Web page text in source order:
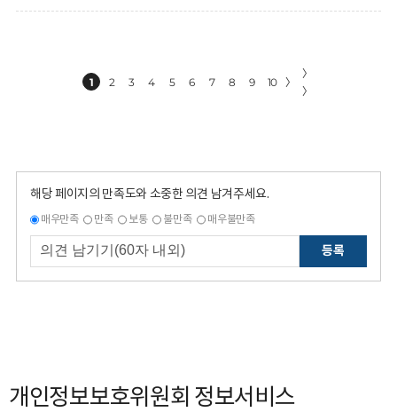
1 2 3 4 5 6 7 8 9 10 〉
〉
〉
해당 페이지의 만족도와 소중한 의견 남겨주세요.
매우만족 만족 보통 불만족 매우불만족
등록
개인정보보호위원회 정보서비스